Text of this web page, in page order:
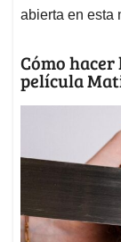
abierta en esta
Cómo
película